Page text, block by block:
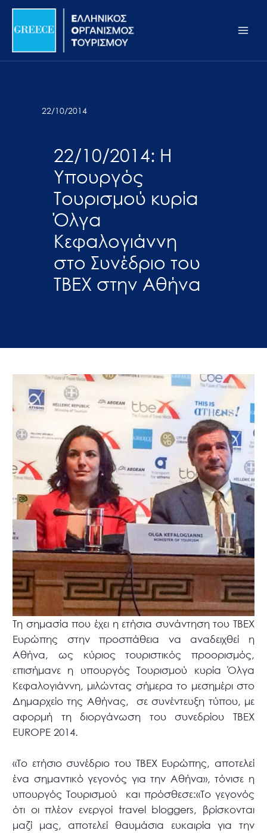
Σημείωση:
ιστότοπος
προσβασιμότητας.
Μετάβαση
περιεχόμενο
22/10/2014
22/10/2014: Η
Υπουργός
Τουρισμού κυρία
Όλγα
Κεφαλογιάννη
στο Συνέδριο του
TBEX στην Αθήνα
Τη σημασία που έχει η ετήσια συνάντηση του ΤΒΕΧ
Ευρώπης στην προσπάθεια να αναδειχθεί η
Αθήνα, ως κύριος τουριστικός προορισμός,
επισήμανε η υπουργός Τουρισμού κυρία Όλγα
Κεφαλογιάννη, μιλώντας σήμερα το μεσημέρι στο
Δημαρχείο της Αθήνας, σε συνέντευξη τύπου, με
αφορμή τη διοργάνωση του συνεδρίου ΤΒΕΧ
EUROPE 2014.
«Το ετήσιο συνέδριο του ΤΒΕΧ Ευρώπης, αποτελεί
ένα σημαντικό γεγονός για την Αθήνα», τόνισε η
υπουργός Τουρισμού και πρόσθεσε:«Το γεγονός
ότι οι πλέον ενεργοί travel bloggers, βρίσκονται
μαζί μας, αποτελεί θαυμάσια ευκαιρία για την